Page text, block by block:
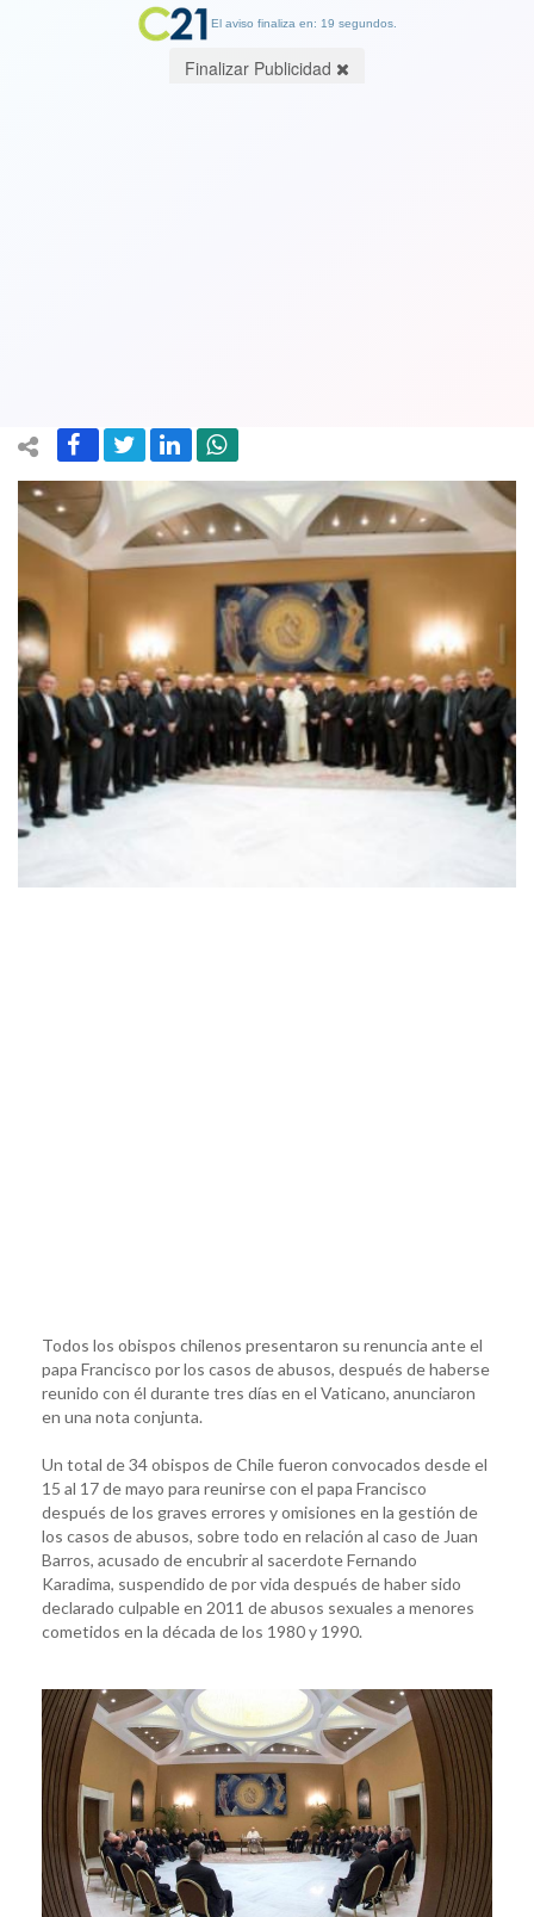
Todos los obispos chilenos presentaron su renuncia ante el
papa Francisco por los casos de abusos, después de haberse
reunido con él durante tres días en el Vaticano, anunciaron
en una nota conjunta.
Un total de 34 obispos de Chile fueron convocados desde el
15 al 17 de mayo para reunirse con el papa Francisco
después de los graves errores y omisiones en la gestión de
los casos de abusos, sobre todo en relación al caso de Juan
Barros, acusado de encubrir al sacerdote Fernando
Karadima, suspendido de por vida después de haber sido
declarado culpable en 2011 de abusos sexuales a menores
cometidos en la década de los 1980 y 1990.
El aviso finaliza en: 19 segundos.
Finalizar Publicidad